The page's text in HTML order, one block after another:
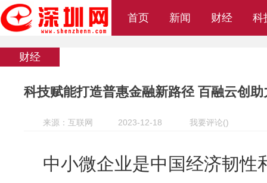
首页 新闻 财经 科
财经
科技赋能打造普惠金融新路径 百融云创
来源：互联网 2023-12-18 我要评论()
中小微企业是中国经济韧性